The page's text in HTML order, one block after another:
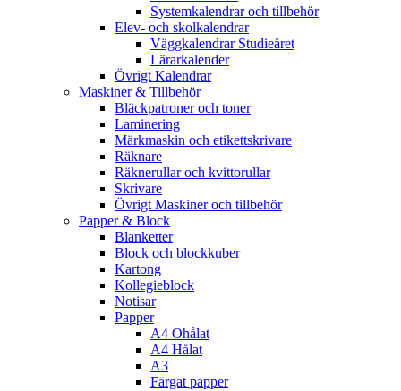
Systemkalendrar och tillbehör
Elev- och skolkalendrar
Väggkalendrar Studieåret
Lärarkalender
Övrigt Kalendrar
Maskiner & Tillbehör
Bläckpatroner och toner
Laminering
Märkmaskin och etikettskrivare
Räknare
Räknerullar och kvittorullar
Skrivare
Övrigt Maskiner och tillbehör
Papper & Block
Blanketter
Block och blockkuber
Kartong
Kollegieblock
Notisar
Papper
A4 Ohålat
A4 Hålat
A3
Färgat papper